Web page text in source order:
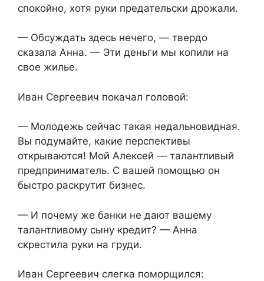
спокойно, хотя руки предательски дрожали.
— Обсуждать здесь нечего, — твердо
сказала Анна. — Эти деньги мы копили на
свое жилье.
Иван Сергеевич покачал головой:
— Молодежь сейчас такая недальновидная.
Вы подумайте, какие перспективы
открываются! Мой Алексей — талантливый
предприниматель. С вашей помощью он
быстро раскрутит бизнес.
— И почему же банки не дают вашему
талантливому сыну кредит? — Анна
скрестила руки на груди.
Иван Сергеевич слегка поморщился: